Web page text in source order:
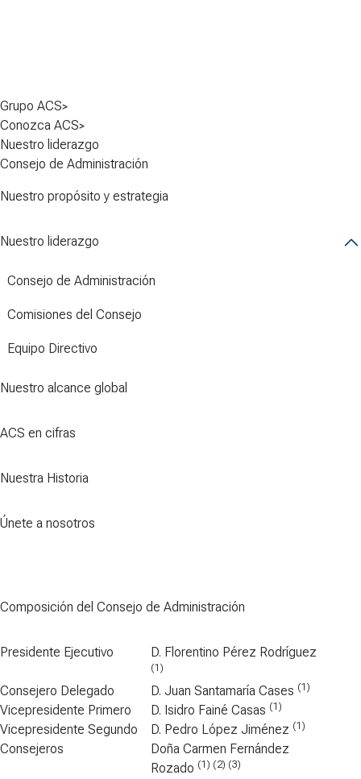
Grupo ACS
Conozca ACS
Nuestro liderazgo
Consejo de Administración
Nuestro propósito y estrategia
Nuestro liderazgo
Consejo de Administración
Comisiones del Consejo
Equipo Directivo
Nuestro alcance global
ACS en cifras
Nuestra Historia
Únete a nosotros
Composición del Consejo de Administración
Presidente Ejecutivo D. Florentino Pérez Rodríguez
(1)
Consejero Delegado D. Juan Santamaría Cases (1)
Vicepresidente Primero D. Isidro Fainé Casas (1)
Vicepresidente Segundo D. Pedro López Jiménez (1)
Consejeros
Doña Carmen Fernández
Rozado (1) (2) (3)